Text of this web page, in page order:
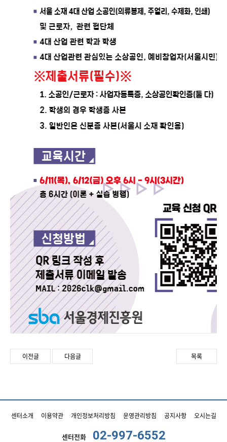
이전글 다음글 목록
센터소개 이용약관 개인정보처리방침 운영관리방침 공지사항 오시는길
센터전화 02-997-6552